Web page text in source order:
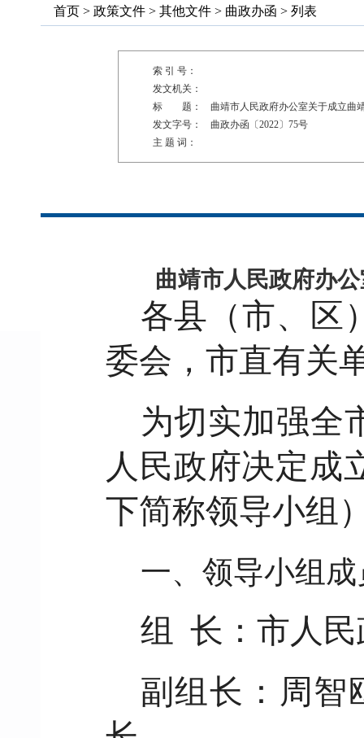
首页 > 政策文件 > 其他文件 > 曲政办函 > 列表
索 引 号：
发文机关：
标 题：
曲靖市人民政府办公室关于成立曲
发文字号：
曲政办函〔2022〕75号
主 题 词：
曲靖市人民政府办
各县（市、区
委会，市直有关
为切实加强全
人民政府决定成
下简称领导小组
一、领导小组成
组 长：市人
副组长：周智